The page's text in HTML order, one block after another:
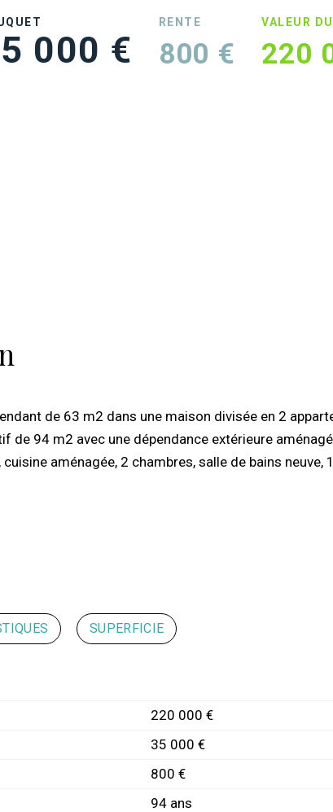
000 €
RENTE
800 €
VALEUR
220
de 63 m2 dans une maison divisée en 2
de 94 m2 avec une dépendance extérieure
aménagée, 2 chambres, salle de bains neuve,
SUPERFICIE
220 000 €
35 000 €
800 €
94 ans